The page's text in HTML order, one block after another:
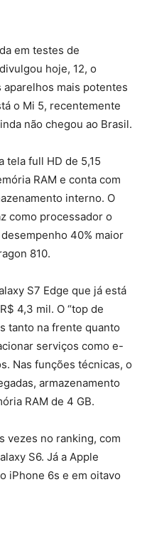
em testes de
hoje, 12, o
mais potentes
o Mi 5, recentemente
não chegou ao Brasil.
tela full HD de 5,15
RAM e conta com
interno. O
como processador o
40% maior
810.
S7 Edge que já está
4,3 mil. O “top de
tanto na frente quanto
serviços como e-
Nas funções técnicas, o
armazenamento
RAM de 4 GB.
vezes no ranking, com
S6. Já a Apple
iPhone 6s e em oitavo